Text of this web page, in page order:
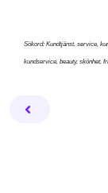
Sökord: Kundtjänst, service,
kundservice, beauty, skönhet,